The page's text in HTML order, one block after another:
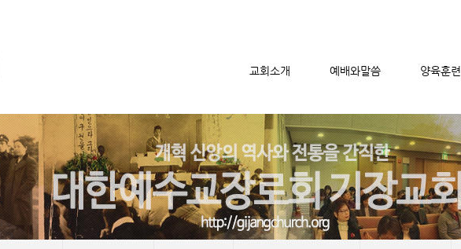
교회소개 예배와말씀 양육훈련
메뉴 건너뛰기